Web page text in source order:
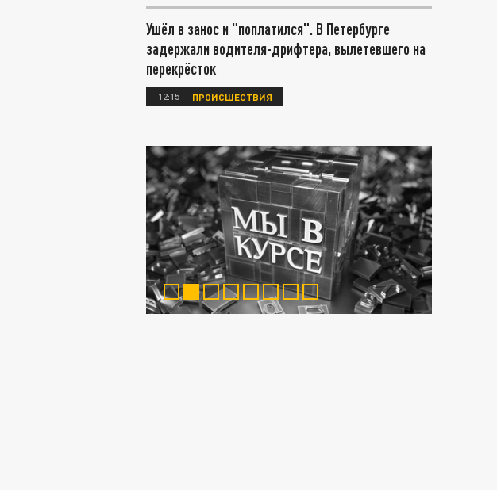
Ушёл в занос и "поплатился". В Петербурге
задержали водителя-дрифтера, вылетевшего на
перекрёсток
12:15 ПРОИСШЕСТВИЯ